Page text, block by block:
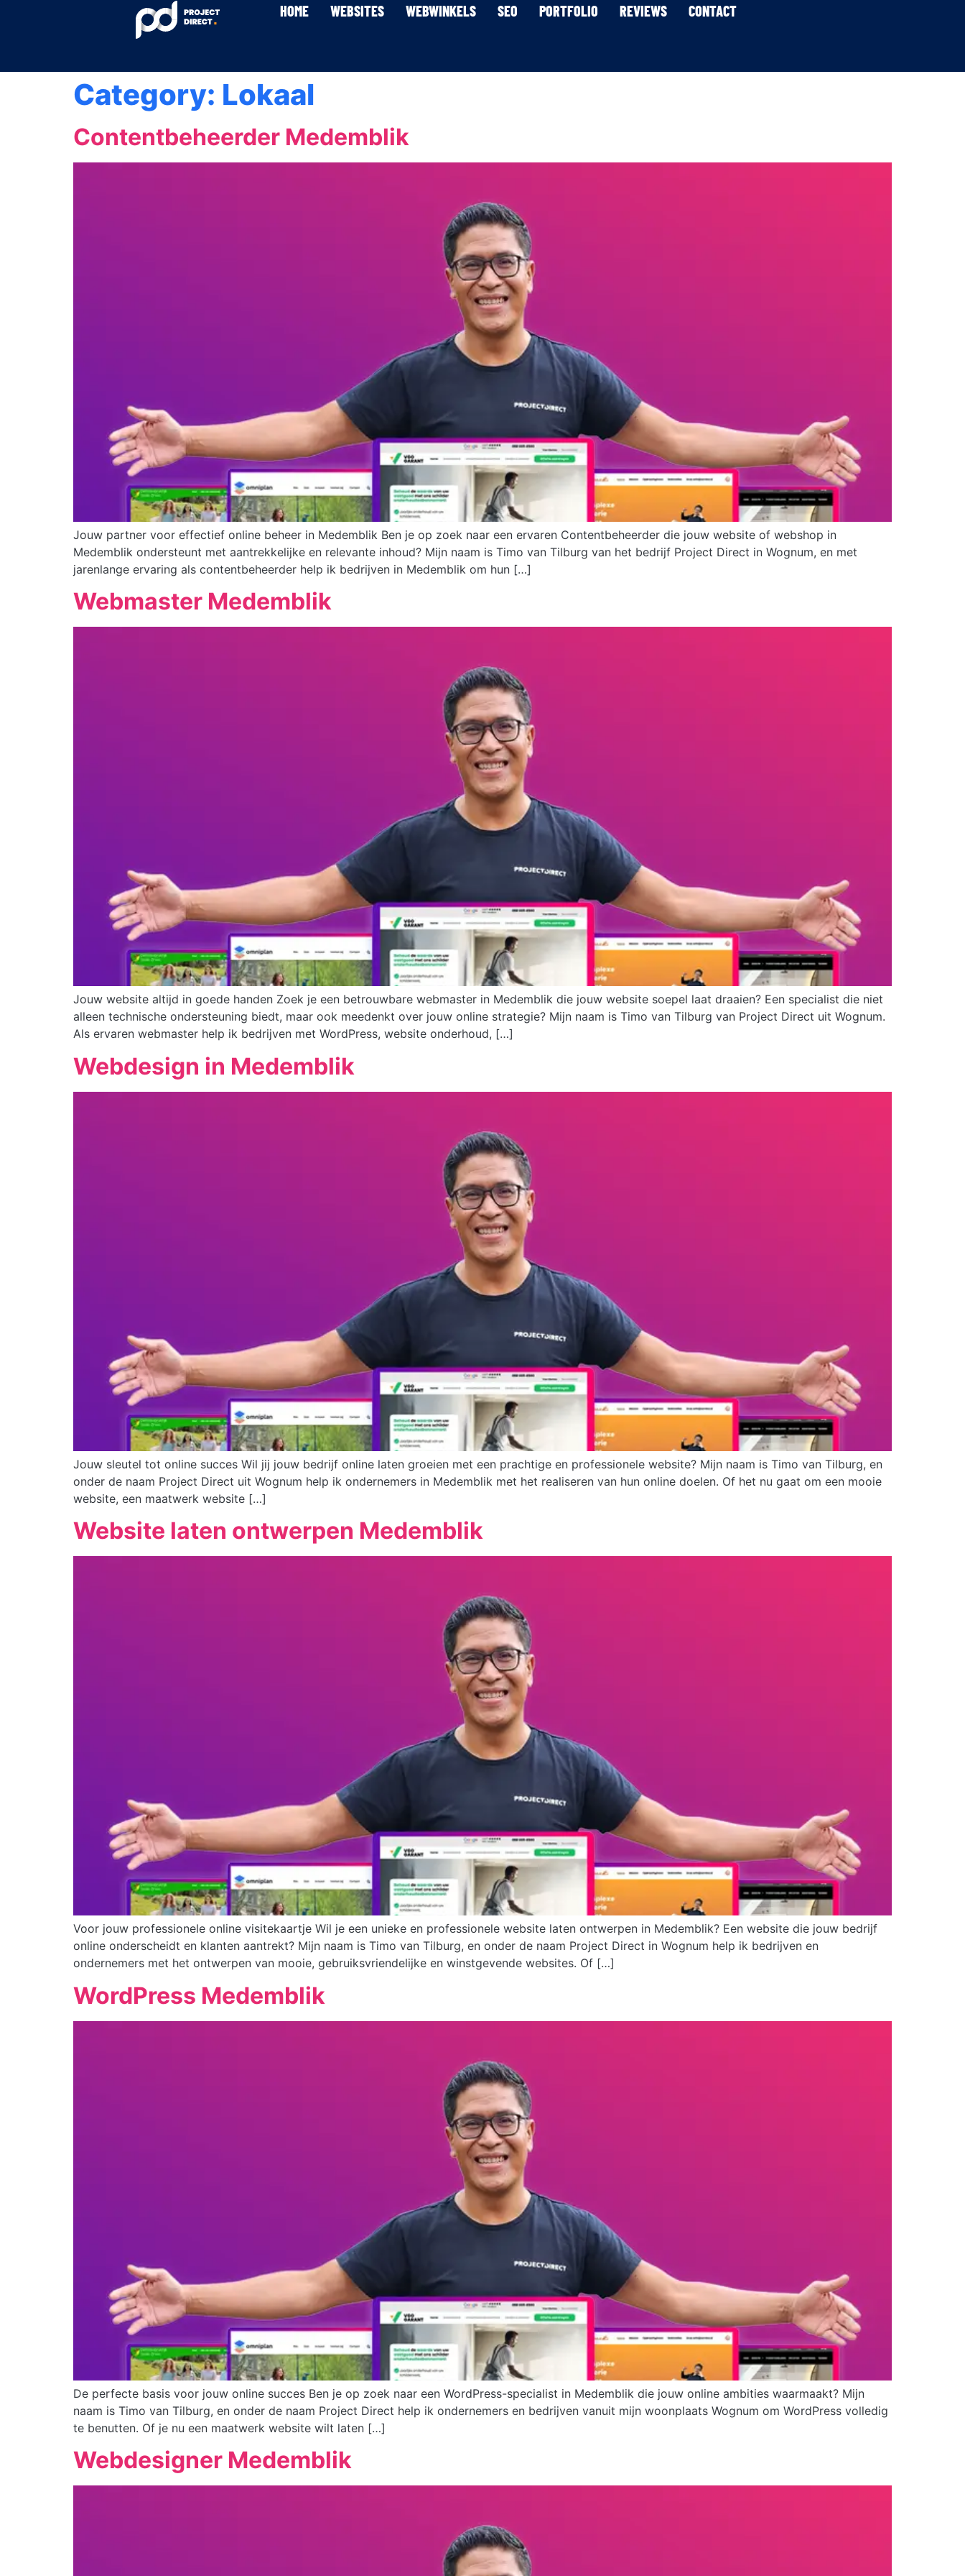
HOME WEBSITES WEBWINKELS SEO PORTFOLIO REVIEWS CONTACT
Category: Lokaal
Contentbeheerder Medemblik
Jouw partner voor effectief online beheer in Medemblik Ben je op zoek naar een ervaren Contentbeheerder die jouw website of webshop in
Medemblik ondersteunt met aantrekkelijke en relevante inhoud? Mijn naam is Timo van Tilburg van het bedrijf Project Direct in Wognum, en met
jarenlange ervaring als contentbeheerder help ik bedrijven in Medemblik om hun […]
Webmaster Medemblik
Jouw website altijd in goede handen Zoek je een betrouwbare webmaster in Medemblik die jouw website soepel laat draaien? Een specialist die niet
alleen technische ondersteuning biedt, maar ook meedenkt over jouw online strategie? Mijn naam is Timo van Tilburg van Project Direct uit Wognum.
Als ervaren webmaster help ik bedrijven met WordPress, website onderhoud, […]
Webdesign in Medemblik
Jouw sleutel tot online succes Wil jij jouw bedrijf online laten groeien met een prachtige en professionele website? Mijn naam is Timo van Tilburg, en
onder de naam Project Direct uit Wognum help ik ondernemers in Medemblik met het realiseren van hun online doelen. Of het nu gaat om een mooie
website, een maatwerk website […]
Website laten ontwerpen Medemblik
Voor jouw professionele online visitekaartje Wil je een unieke en professionele website laten ontwerpen in Medemblik? Een website die jouw bedrijf
online onderscheidt en klanten aantrekt? Mijn naam is Timo van Tilburg, en onder de naam Project Direct in Wognum help ik bedrijven en
ondernemers met het ontwerpen van mooie, gebruiksvriendelijke en winstgevende websites. Of […]
WordPress Medemblik
De perfecte basis voor jouw online succes Ben je op zoek naar een WordPress-specialist in Medemblik die jouw online ambities waarmaakt? Mijn
naam is Timo van Tilburg, en onder de naam Project Direct help ik ondernemers en bedrijven vanuit mijn woonplaats Wognum om WordPress volledig
te benutten. Of je nu een maatwerk website wilt laten […]
Webdesigner Medemblik